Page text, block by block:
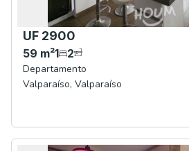
UF 2900
59 m²1 2
Departamento
Valparaíso, Valparaíso